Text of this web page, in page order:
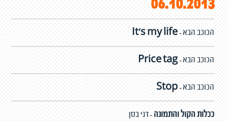
06.10.2013
It's my life-הכוכב הבא
Price tag-הכוכב הבא
Stop-הכוכב הבא
ככלות הקול והתמונה -דני בסן